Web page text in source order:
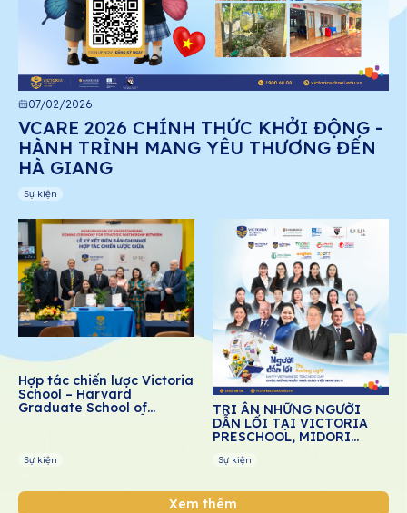
07/02/2026
VCARE 2026 CHÍNH THỨC KHỞI ĐỘNG -
HÀNH TRÌNH MANG YÊU THƯƠNG ĐẾN
HÀ GIANG
Sự kiện
Hợp tác chiến lược Victoria
School – Harvard
Graduate School of
Sự kiện
TRI ÂN NHỮNG NGƯỜI
DẪN LỐI TẠI VICTORIA
PRESCHOOL, MIDORI
SCHOOL
Sự kiện
Xem thêm